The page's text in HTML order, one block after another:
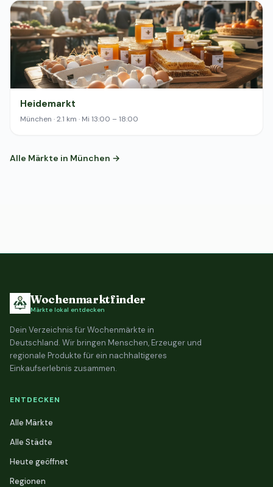
Heidemarkt
München · 2.1 km · Mi 13:00 – 18:00
Alle Märkte in München →
Wochenmarktfinder
Märkte lokal entdecken
Dein Verzeichnis für Wochenmärkte in
Deutschland. Wir bringen Menschen, Erzeuger und
regionale Produkte für ein nachhaltigeres
Einkaufserlebnis zusammen.
ENTDECKEN
Alle Märkte
Alle Städte
Heute geöffnet
Regionen